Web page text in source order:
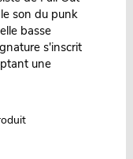
son du punk
basse
s'inscrit
une